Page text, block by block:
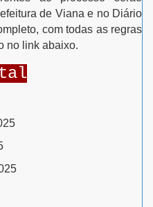
de Viana e no Diário
com todas as regras
no link abaixo.